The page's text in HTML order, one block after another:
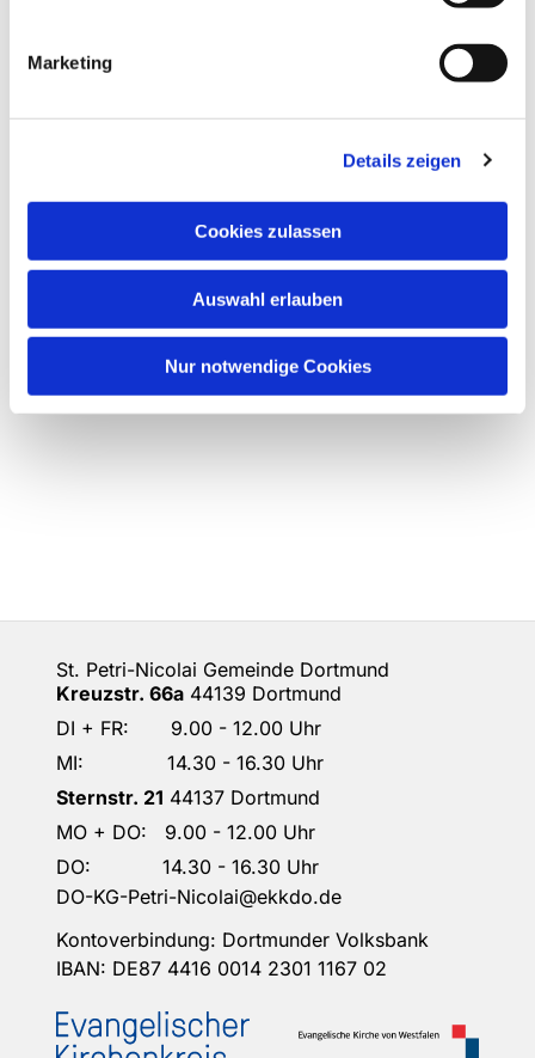
Marketing
Details zeigen
Cookies zulassen
Auswahl erlauben
Nur notwendige Cookies
St. Petri-Nicolai Gemeinde Dortmund
Kreuzstr. 66a 44139 Dortmund
DI + FR: 9.00 - 12.00 Uhr
MI: 14.30 - 16.30 Uhr
Sternstr. 21 44137 Dortmund
MO + DO: 9.00 - 12.00 Uhr
DO: 14.30 - 16.30 Uhr
DO-KG-Petri-Nicolai@ekkdo.de
Kontoverbindung: Dortmunder Volksbank
IBAN: DE87 4416 0014 2301 1167 02